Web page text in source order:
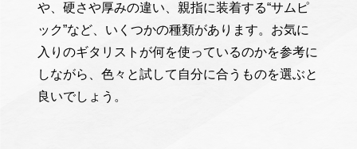
や、硬さや厚みの違い、親指に装着する“サムピ
ック”など、いくつかの種類があります。お気に
入りのギタリストが何を使っているのかを参考に
しながら、色々と試して自分に合うものを選ぶと
良いでしょう。